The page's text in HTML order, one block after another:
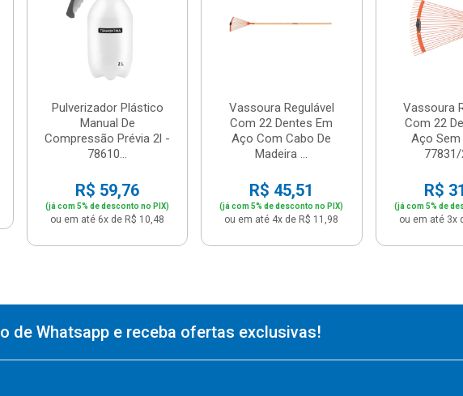
Pulverizador Plástico
Manual De
Compressão Prévia 2l -
78610...
R$ 59,76
(já com 5% de desconto no PIX)
ou em até 6x de R$ 10,48
Vassoura Regulável
Com 22 Dentes Em
Aço Com Cabo De
Madeira ...
R$ 45,51
(já com 5% de desconto no PIX)
ou em até 4x de R$ 11,98
Vassoura
Com 22
Aço
77831/
R$
(já com 5% de
ou em até 3x
de Whatsapp e receba ofertas exclusivas!